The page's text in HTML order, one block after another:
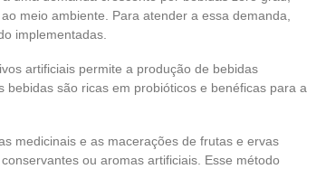
meio ambiente. Para atender a essa demanda,
implementadas.
artificiais permite a produção de bebidas
são ricas em probióticos e benéficas para a
medicinais e as macerações de frutas e ervas
ou aromas artificiais. Esse método